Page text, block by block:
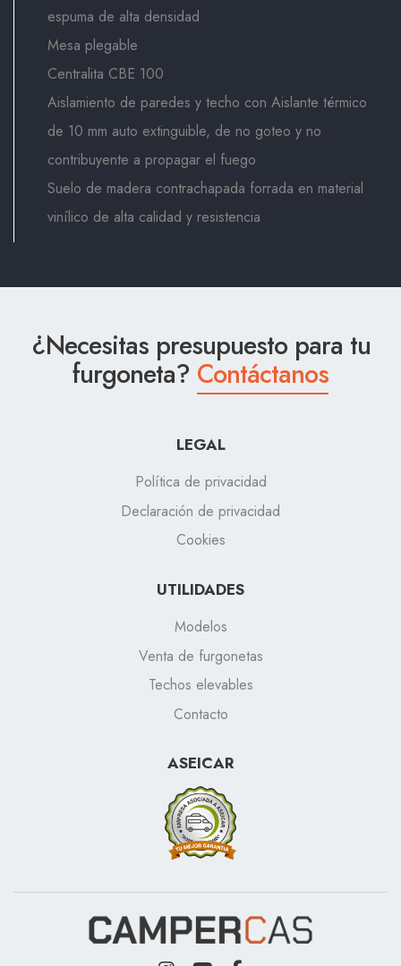
espuma de alta densidad
Mesa plegable
Centralita CBE 100
Aislamiento de paredes y techo con Aislante térmico
de 10 mm auto extinguible, de no goteo y no
contribuyente a propagar el fuego
Suelo de madera contrachapada forrada en material
vinílico de alta calidad y resistencia
¿Necesitas presupuesto para tu
furgoneta? Contáctanos
LEGAL
Política de privacidad
Declaración de privacidad
Cookies
UTILIDADES
Modelos
Venta de furgonetas
Techos elevables
Contacto
ASEICAR